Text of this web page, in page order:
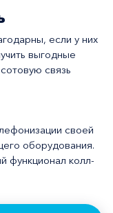
если у них
выгодные
связь
своей
оборудования.
функционал колл-